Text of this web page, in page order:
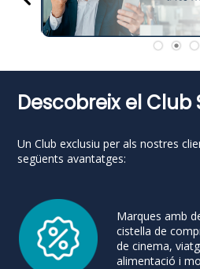
Descobreix el Club
Un Club exclusiu per als nostres
següents avantatges:
Marques amb
cistella de
de cinema,
alimentació i